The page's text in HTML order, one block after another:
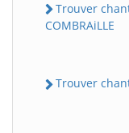
Trouver
COMBRAiLLE
Trouver